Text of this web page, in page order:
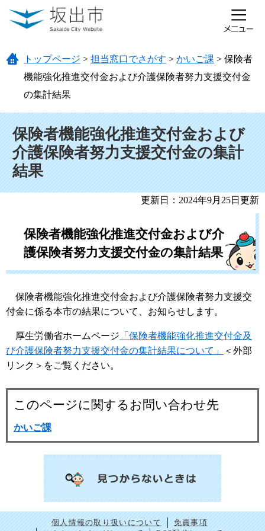
ページの先頭です。
メニューを飛ばして本文へ
トップページ > 担当窓口でさがす > かいご課 > 保険者
機能強化推進交付金および介護保険者努力支援交付金
の集計結果
保険者機能強化推進交付金および
介護保険者努力支援交付金の集計
結果
更新日：2024年9月25日更新
保険者機能強化推進交付金および介
護保険者努力支援交付金の集計結果
保険者機能強化推進交付金および介護保険者努力支援交
付金に係る本市の結果について、お知らせします。
厚生労働省ホームページ 「保険者機能強化推進交付金及
び介護保険者努力支援交付金の集計結果について」
＜外部
リンク＞ をご覧ください。
このページに関するお問い合わせ先
かいご課
個人情報の取り扱いについて
免責事項